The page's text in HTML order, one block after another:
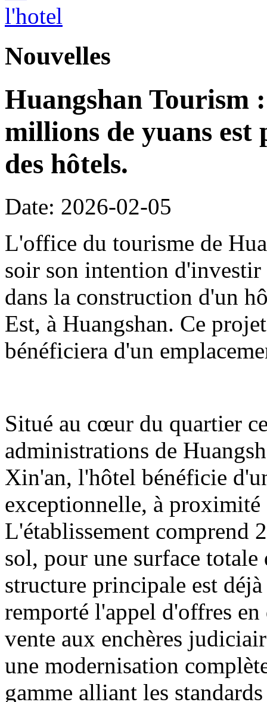
Nouvelles
Huangshan Tourism
millions de yuans
des hôtels.
Date: 2026-02-05
L'office du tourisme de
soir son intention
dans la construction d'un
Est, à Huangshan. Ce
bénéficiera d'un
Situé au cœur du quartier
administrations de
Xin'an, l'hôtel bénéficie
exceptionnelle, à
L'établissement comprend
sol, pour une surface
structure principale est
remporté l'appel d'offres
vente aux enchères
une modernisation
gamme alliant les